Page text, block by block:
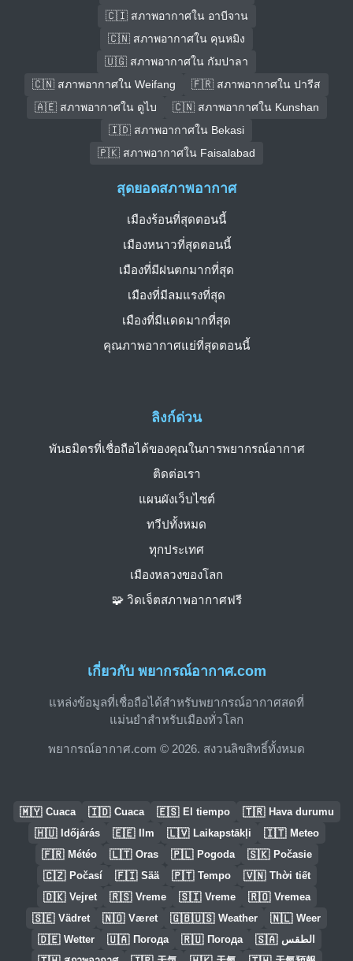
🇨🇮 สภาพอากาศใน อาบีจาน
🇨🇳 สภาพอากาศใน คุนหมิง
🇺🇬 สภาพอากาศใน กัมปาลา
🇨🇳 สภาพอากาศใน Weifang
🇫🇷 สภาพอากาศใน ปารีส
🇦🇪 สภาพอากาศใน ดูไบ
🇨🇳 สภาพอากาศใน Kunshan
🇮🇩 สภาพอากาศใน Bekasi
🇵🇰 สภาพอากาศใน Faisalabad
เกี่ยวกับ พยากรณ์อากาศ.com
แหล่งข้อมูลที่เชื่อถือได้สำหรับพยากรณ์อากาศสดที่
แม่นยำสำหรับเมืองทั่วโลก
พยากรณ์อากาศ.com © 2026. สงวนลิขสิทธิ์ทั้งหมด
ลิงก์ด่วน
พันธมิตรที่เชื่อถือได้ของคุณในการพยากรณ์อากาศ
ติดต่อเรา
แผนผังเว็บไซต์
ทวีปทั้งหมด
ทุกประเทศ
เมืองหลวงของโลก
🧩 วิดเจ็ตสภาพอากาศฟรี
สุดยอดสภาพอากาศ
เมืองร้อนที่สุดตอนนี้
เมืองหนาวที่สุดตอนนี้
เมืองที่มีฝนตกมากที่สุด
เมืองที่มีลมแรงที่สุด
เมืองที่มีแดดมากที่สุด
คุณภาพอากาศแย่ที่สุดตอนนี้
🇲🇾 Cuaca 🇮🇩 Cuaca 🇪🇸 El tiempo 🇹🇷 Hava durumu
🇭🇺 Időjárás 🇪🇪 Ilm 🇱🇻 Laikapstākļi 🇮🇹 Meteo
🇫🇷 Météo 🇱🇹 Oras 🇵🇱 Pogoda 🇸🇰 Počasie
🇨🇿 Počasí 🇫🇮 Sää 🇵🇹 Tempo 🇻🇳 Thời tiết
🇩🇰 Vejret 🇷🇸 Vreme 🇸🇮 Vreme 🇷🇴 Vremea
🇸🇪 Vädret 🇳🇴 Været 🇬🇧🇺🇸 Weather 🇳🇱 Weer
🇩🇪 Wetter 🇺🇦 Погода 🇷🇺 Погода 🇸🇦 الطقس